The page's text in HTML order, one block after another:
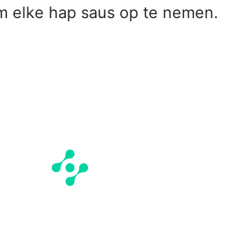
elke hap saus op te nemen.